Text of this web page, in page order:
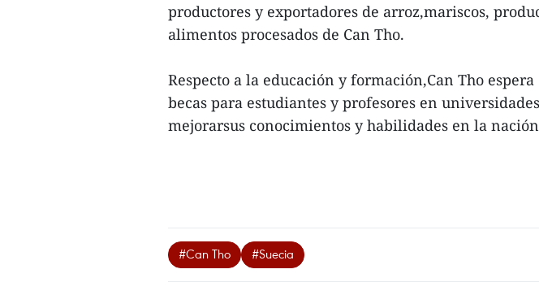
productores y exportadores de arroz,mariscos,
alimentos procesados de Can Tho.
Respecto a la educación y formación,Can Tho
becas para estudiantes y profesores en
mejorarsus conocimientos y habilidades en la
#Can Tho #Suecia